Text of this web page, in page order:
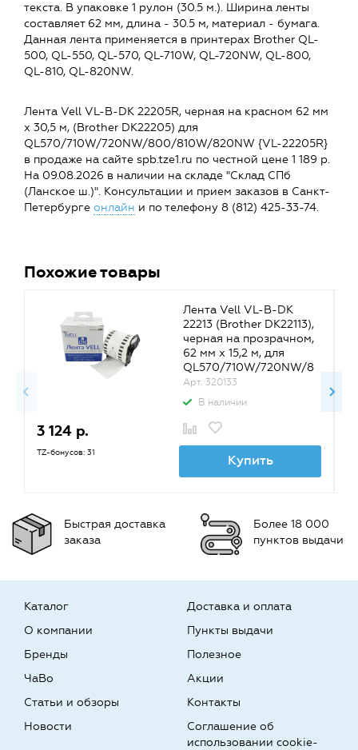
текста. В упаковке 1 рулон (30.5 м.). Ширина ленты
составляет 62 мм, длина - 30.5 м, материал - бумага.
Данная лента применяется в принтерах Brother QL-
500, QL-550, QL-570, QL-710W, QL-720NW, QL-800,
QL-810, QL-820NW.
Лента Vell VL-B-DK 22205R, черная на красном 62 мм
х 30,5 м, (Brother DK22205) для
QL570/710W/720NW/800/810W/820NW {VL-22205R}
в продаже на сайте spb.tze1.ru по честной цене 1 189 р.
На 09.08.2026 в наличии на складе "Склад СПб
(Ланское ш.)". Консультации и прием заказов в Санкт-
Петербурге онлайн и по телефону 8 (812) 425-33-74.
Похожие товары
Лента Vell VL-B-DK
22213 (Brother DK22113),
черная на прозрачном,
62 мм х 15,2 м, для
QL570/710W/720NW/8
00/810W/820NW {VL-
22213}
Арт. 320133
В наличии
3 124 р.
TZ-бонусов: 31 Купить
Быстрая доставка
заказа
Более 18 000
пунктов выдачи
Каталог
О компании
Бренды
Доставка и оплата
Пункты выдачи
Полезное
ЧаВо
Статьи и обзоры
Новости
Акции
Контакты
Соглашение об
использовании cookie-